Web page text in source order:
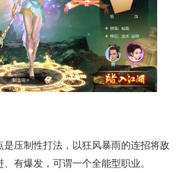
压制性打法，以狂风暴雨的连招将敌
有爆发，可谓一个全能型职业。